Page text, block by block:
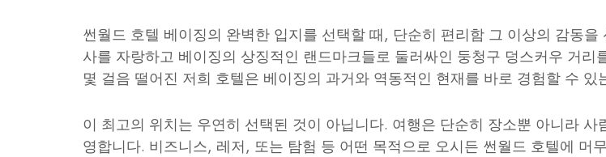
썬월드 호텔 베이징의 완벽한 입지를 선택할 때, 단순히 편리함 그 이상의 감동
사를 자랑하고 베이징의 상징적인 랜드마크들로 둘러싸인 둥청구 덩스커우 거
몇 걸음 떨어진 저희 호텔은 베이징의 과거와 역동적인 현재를 바로 경험할 수 있
이 최고의 위치는 우연히 선택된 것이 아닙니다. 여행은 단순히 장소뿐 아니라
영합니다. 비즈니스, 레저, 또는 탐험 등 어떤 목적으로 오시든 썬월드 호텔에 머